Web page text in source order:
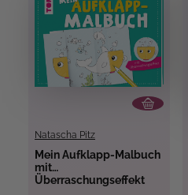
Natascha Pitz
Mein Aufklapp-Malbuch
mit
Überraschungseffekt